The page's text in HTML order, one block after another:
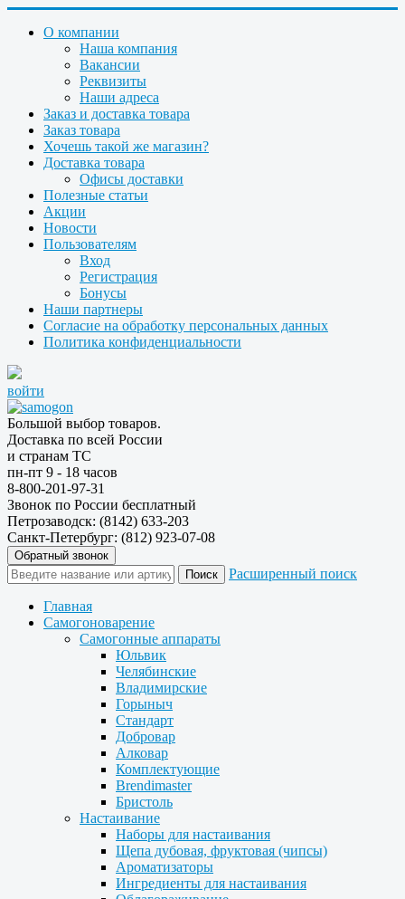
О компании
Наша компания
Вакансии
Реквизиты
Наши адреса
Заказ и доставка товара
Заказ товара
Хочешь такой же магазин?
Доставка товара
Офисы доставки
Полезные статьи
Акции
Новости
Пользователям
Вход
Регистрация
Бонусы
Наши партнеры
Согласие на обработку персональных данных
Политика конфиденциальности
войти
Большой выбор товаров.
Доставка по всей России
и странам ТС
пн-пт 9 - 18 часов
8-800-201-97-31
Звонок по России бесплатный
Петрозаводск: (8142) 633-203
Санкт-Петербург: (812) 923-07-08
Обратный звонок
Расширенный поиск
Главная
Самогоноварение
Самогонные аппараты
Юльвик
Челябинские
Владимирские
Горыныч
Стандарт
Добровар
Алковар
Комплектующие
Brendimaster
Бристоль
Настаивание
Наборы для настаивания
Щепа дубовая, фруктовая (чипсы)
Ароматизаторы
Ингредиенты для настаивания